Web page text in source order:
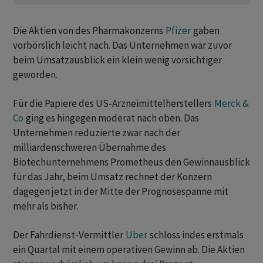
Die Aktien von des Pharmakonzerns Pfizergaben
vorbörslich leicht nach. Das Unternehmen war zuvor
beim Umsatzausblick ein klein wenig vorsichtiger
geworden.
Für die Papiere des US-Arzneimittelherstellers Merck &
Co ging es hingegen moderat nach oben. Das
Unternehmen reduzierte zwar nach der
milliardenschweren Übernahme des
Biotechunternehmens Prometheus den Gewinnausblick
für das Jahr, beim Umsatz rechnet der Konzern
dagegen jetzt in der Mitte der Prognosespanne mit
mehr als bisher.
Der Fahrdienst-Vermittler Uberschloss indes erstmals
ein Quartal mit einem operativen Gewinn ab. Die Aktien